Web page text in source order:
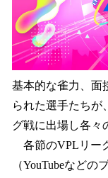
基本的な雀力、面
られた選手たちが
グ戦に出場し各々
各節のVPLリー
（YouTubeなど